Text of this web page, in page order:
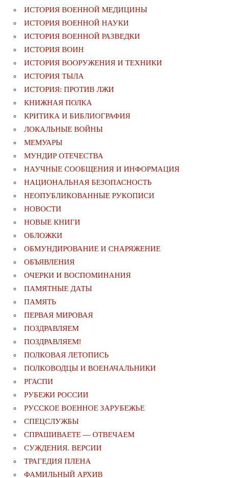
ИСТОРИЯ ВОЕННОЙ МЕДИЦИНЫ
ИСТОРИЯ ВОЕННОЙ НАУКИ
ИСТОРИЯ ВОЕННОЙ РАЗВЕДКИ
ИСТОРИЯ ВОИН
ИСТОРИЯ ВООРУЖЕНИЯ И ТЕХНИКИ
ИСТОРИЯ ТЫЛА
ИСТОРИЯ: ПРОТИВ ЛЖИ
КНИЖНАЯ ПОЛКА
КРИТИКА И БИБЛИОГРАФИЯ
ЛОКАЛЬНЫЕ ВОЙНЫ
МЕМУАРЫ
МУНДИР ОТЕЧЕСТВА
НАУЧНЫЕ СООБЩЕНИЯ И ИНФОРМАЦИЯ
НАЦИОНАЛЬНАЯ БЕЗОПАСНОСТЬ
НЕОПУБЛИКОВАННЫЕ РУКОПИСИ
НОВОСТИ
НОВЫЕ КНИГИ
ОБЛОЖКИ
ОБМУНДИРОВАНИЕ И СНАРЯЖЕНИЕ
ОБЪЯВЛЕНИЯ
ОЧЕРКИ И ВОСПОМИНАНИЯ
ПАМЯТНЫЕ ДАТЫ
ПАМЯТЬ
ПЕРВАЯ МИРОВАЯ
ПОЗДРАВЛЯЕМ
ПОЗДРАВЛЯЕМ!
ПОЛКОВАЯ ЛЕТОПИСЬ
ПОЛКОВОДЦЫ И ВОЕНАЧАЛЬНИКИ
РГАСПИ
РУБЕЖИ РОССИИ
РУССКОЕ ВОЕННОЕ ЗАРУБЕЖЬЕ
СПЕЦСЛУЖБЫ
СПРАШИВАЕТЕ — ОТВЕЧАЕМ
СУЖДЕНИЯ. ВЕРСИИ
ТРАГЕДИЯ ПЛЕНА
ФАМИЛЬНЫЙ АРХИВ